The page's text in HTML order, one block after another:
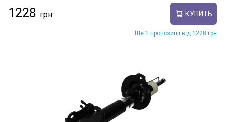
1228 КУПИТЬ
Ще 1 пропозиції від 1228 грн